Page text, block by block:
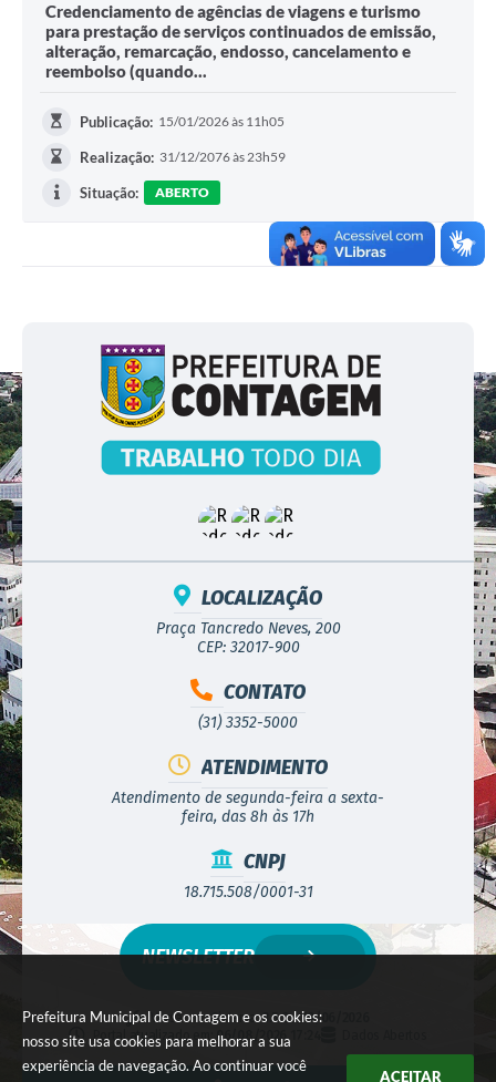
Prefeitura Municipal de Contagem e os cookies:
nosso site usa cookies para melhorar a sua
experiência de navegação. Ao continuar você
ACEITAR
Credenciamento de agências de viagens e turismo
para prestação de serviços continuados de emissão,
alteração, remarcação, endosso, cancelamento e
reembolso (quando...
Publicação: 15/01/2026 às 11h05
Realização: 31/12/2076 às 23h59
Situação: ABERTO
LOCALIZAÇÃO
Praça Tancredo Neves, 200
CEP: 32017-900
CONTATO
(31) 3352-5000
ATENDIMENTO
Atendimento de segunda-feira a sexta-
feira, das 8h às 17h
CNPJ
18.715.508/0001-31
Versão do Sistema:3.5.3 - 19/06/2026
Portal atualizado em:
06/08/2026 17:24
NEWSLETTER